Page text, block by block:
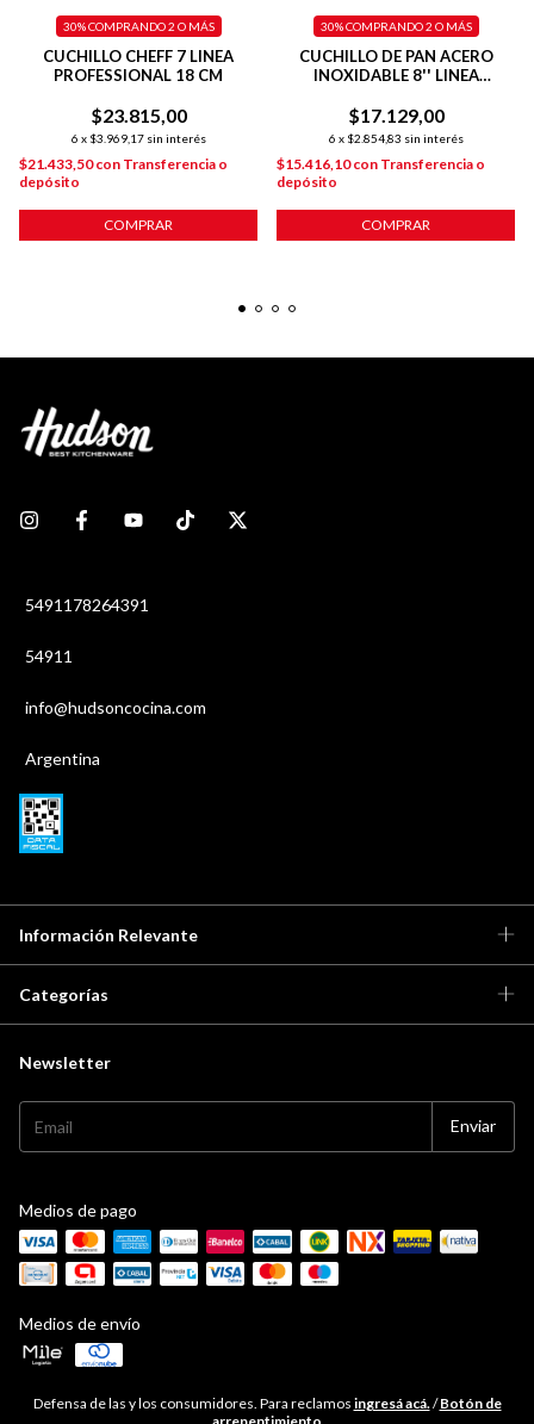
CUCHILLO CHEFF 7 LINEA
PROFESSIONAL 18 CM
$23.815,00
6 x $3.969,17 sin interés
30%COMPRANDO 2 O MÁS
$21.433,50con Transferencia o
depósito
COMPRAR
CUCHILLO DE PAN ACERO
INOXIDABLE 8'' LINEA
$17.129,00
6 x $2.854,83 sin interés
30%COMPRANDO 2 O MÁS
$15.416,10con Transferencia o
depósito
COMPRAR
5491178264391
54911
info@hudsoncocina.com
Argentina
Información Relevante
Categorías
Newsletter
Medios de pago
Medios de envío
Defensa de las y los consumidores. Para reclamos ingresá acá. / Botón de